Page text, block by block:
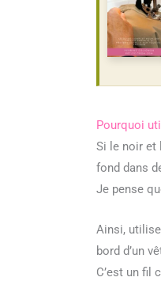
Pourquoi
Si le noir et
fond dans
Je pense
Ainsi,
bord d’un
C’est un fil